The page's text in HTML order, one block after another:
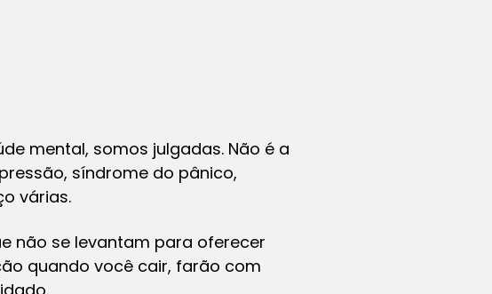
mental, somos julgadas. Não é a
síndrome do pânico,
várias.
não se levantam para oferecer
quando você cair, farão com